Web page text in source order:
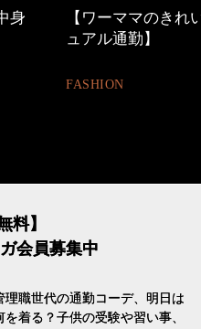
ジ
40代の小顔メイク
料】
会員募集中
理職世代の通勤コーデ、明日は
を着る？子供の受験や習い事、